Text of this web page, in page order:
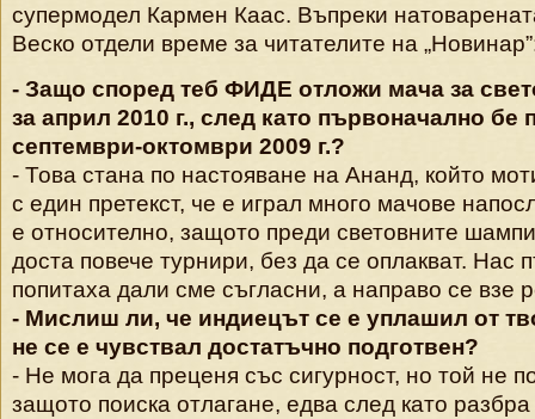
супермодел Кармен Каас. Въпреки
Веско отдели време за читателите на
- Защо според теб ФИДЕ отложи мача за
за април 2010 г., след като първоначално бе
септември-октомври 2009 г.?
- Това стана по настояване на Ананд, който
с един претекст, че е играл много мачове
е относително, защото преди световните
доста повече турнири, без да се оплакват. Нас
попитаха дали сме съгласни, а направо се взе
- Мислиш ли, че индиецът се е уплашил от
не се е чувствал достатъчно подготвен?
- Не мога да преценя със сигурност, но той не
защото поиска отлагане, едва след като разбра